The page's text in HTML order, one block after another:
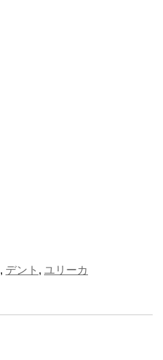
, デント , ユリーカ